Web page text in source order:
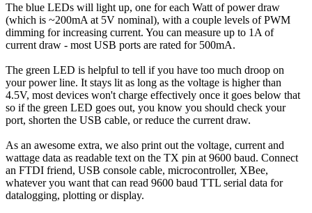
The blue LEDs will light up, one for each Watt of power draw
(which is ~200mA at 5V nominal), with a couple levels of PWM
dimming for increasing current. You can measure up to 1A of
current draw - most USB ports are rated for 500mA.
The green LED is helpful to tell if you have too much droop on
your power line. It stays lit as long as the voltage is higher than
4.5V, most devices won't charge effectively once it goes below that
so if the green LED goes out, you know you should check your
port, shorten the USB cable, or reduce the current draw.
As an awesome extra, we also print out the voltage, current and
wattage data as readable text on the TX pin at 9600 baud. Connect
an FTDI friend, USB console cable, microcontroller, XBee,
whatever you want that can read 9600 baud TTL serial data for
datalogging, plotting or display.